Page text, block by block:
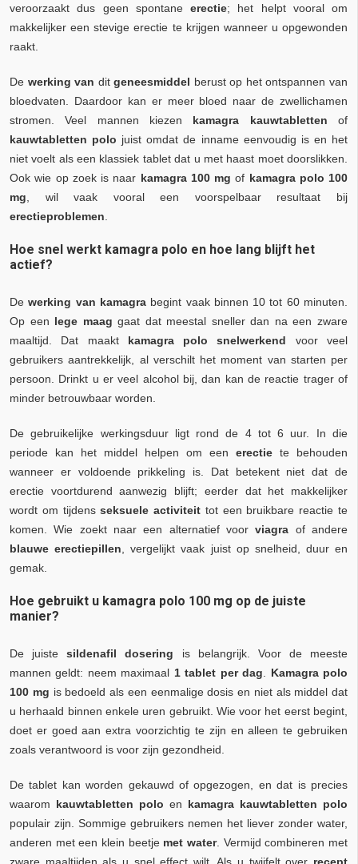
veroorzaakt dus geen spontane erectie; het helpt vooral om
makkelijker een stevige erectie te krijgen wanneer u opgewonden
raakt.
De werking van ditgeneesmiddel berust op het ontspannen van
bloedvaten. Daardoor kan er meer bloed naar de zwellichamen
stromen. Veel mannen kiezen kamagra kauwtabletten of
kauwtabletten polo juist omdat de inname eenvoudig is en het
niet voelt als een klassiek tablet dat u met haast moet doorslikken.
Ook wie op zoek is naar kamagra 100 mg of kamagra polo 100
mg , wil vaak vooral een voorspelbaar resultaat bij
erectieproblemen
Hoe snel werkt kamagra polo en hoe lang blijft het
actief?
Dewerking van kamagrabegint vaak binnen 10 tot 60 minuten.
Op een lege maag gaat dat meestal sneller dan na een zware
maaltijd. Dat maakt kamagra polo snelwerkend voor veel
gebruikers aantrekkelijk, al verschilt het moment van starten per
persoon. Drinkt u er veel alcohol bij, dan kan de reactie trager of
minder betrouwbaar worden.
De gebruikelijke werkingsduur ligt rond de 4 tot 6 uur. In die
periode kan het middel helpen om een erectie te behouden
wanneer er voldoende prikkeling is. Dat betekent niet dat de
erectie voortdurend aanwezig blijft; eerder dat het makkelijker
wordt om tijdensseksuele activiteit tot een bruikbare reactie te
komen. Wie zoekt naar een alternatief voorviagra of andere
blauwe erectiepillen , vergelijkt vaak juist op snelheid, duur en
gemak.
Hoe gebruikt u kamagra polo 100 mg op de juiste
manier?
De juistesildenafil dosering is belangrijk. Voor de meeste
mannen geldt: neem maximaal 1 tablet per dag
Kamagra polo
100 mg is bedoeld als een eenmalige dosis en niet als middel dat
u herhaald binnen enkele uren gebruikt. Wie voor het eerst begint,
doet er goed aan extra voorzichtig te zijn en alleen te gebruiken
zoals verantwoord is voor zijn gezondheid.
De tablet kan worden gekauwd of opgezogen, en dat is precies
waarom kauwtabletten polo en kamagra kauwtabletten polo
populair zijn. Sommige gebruikers nemen het liever zonder water,
anderen met een klein beetje met water. Vermijd combineren met
zware maaltijden als u snel effect wilt. Als u twijfelt over recept